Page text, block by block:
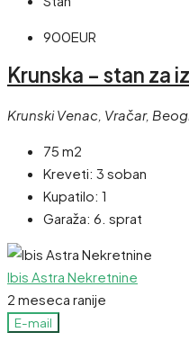
900EUR
Krunska – stan za
Krunski Venac, Vračar,
75 m2
Kreveti: 3 soban
Kupatilo: 1
Garaža: 6. sprat
Ibis Astra Nekretnine
2 meseca ranije
E-mail